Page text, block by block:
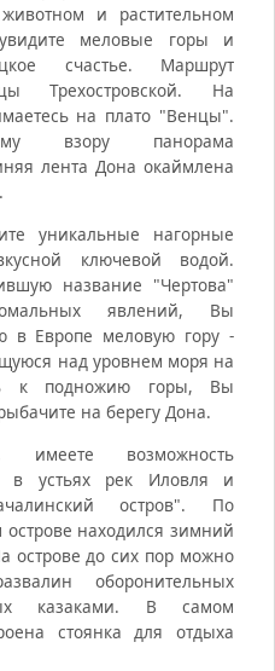
и растительном
меловые горы и
счастье. Маршрут
Трехостровской. На
на плато "Венцы".
взору панорама
лента Дона окаймлена
уникальные нагорные
ключевой водой.
название "Чертова"
явлений, Вы
в Европе меловую гору -
над уровнем моря на
к подножию горы, Вы
на берегу Дона.
возможность
в устьях рек Иловля и
остров". По
находился зимний
острове до сих пор можно
оборонительных
казаками. В самом
стоянка для отдыха